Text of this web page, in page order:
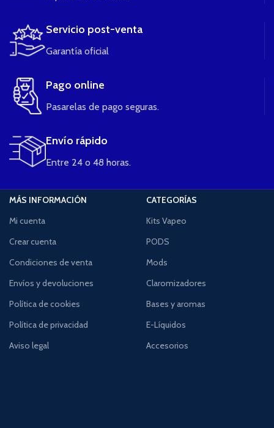
Servicio post-venta
Garantía oficial
Pago online
Pasarelas de pago seguras.
Envío rápido
Entre 24 o 48 horas.
MÁS INFORMACIÓN
Mi cuenta
Crear cuenta
Condiciones de venta
Envíos y devoluciones
Política de cookies
Política de privacidad
Aviso legal
CATEGORÍAS
Kits Vapeo
PODS
Mods
Claromizadores
Bases y aromas
E-Líquidos
Accesorios